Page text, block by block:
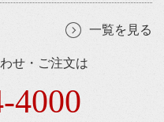
一覧を見る
せ・ご注文は
4000